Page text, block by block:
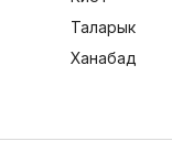
Таларык
Ханабад